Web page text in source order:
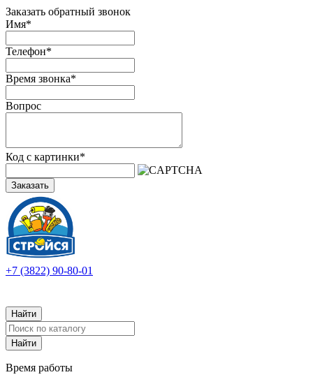
Заказать обратный звонок
Имя*
Телефон*
Время звонка*
Вопрос
Код с картинки*
Заказать
+7 (3822) 90-80-01
Время работы